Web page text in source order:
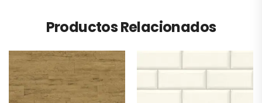
Productos Relacionados